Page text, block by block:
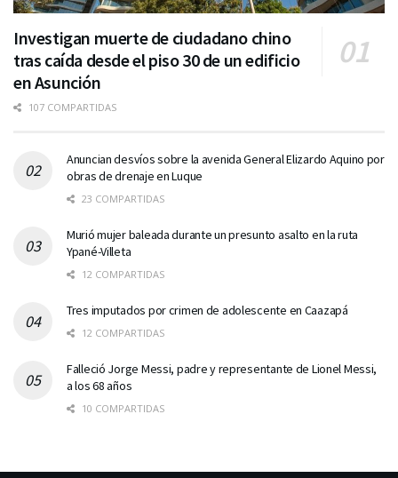
Investigan muerte de ciudadano chino
tras caída desde el piso 30 de un edificio
en Asunción
107 COMPARTIDAS
Anuncian desvíos sobre la avenida General Elizardo Aquino por
obras de drenaje en Luque
23 COMPARTIDAS
Murió mujer baleada durante un presunto asalto en la ruta
Ypané-Villeta
12 COMPARTIDAS
Tres imputados por crimen de adolescente en Caazapá
12 COMPARTIDAS
Falleció Jorge Messi, padre y representante de Lionel Messi,
a los 68 años
10 COMPARTIDAS